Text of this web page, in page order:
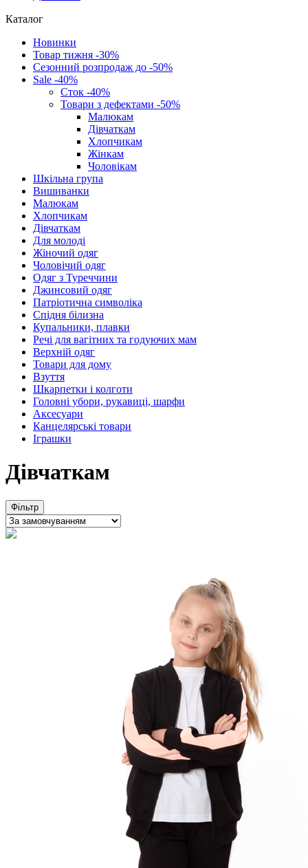
Каталог
Новинки
Товар тижня -30%
Сезонний розпродаж до -50%
Sale -40%
Сток -40%
Товари з дефектами -50%
Малюкам
Дівчаткам
Хлопчикам
Жінкам
Чоловікам
Шкільна група
Вишиванки
Малюкам
Хлопчикам
Дівчаткам
Для молоді
Жіночий одяг
Чоловічий одяг
Одяг з Туреччини
Джинсовий одяг
Патріотична символіка
Спідня білизна
Купальники, плавки
Речі для вагітних та годуючих мам
Верхній одяг
Товари для дому
Взуття
Шкарпетки і колготи
Головні убори, рукавиці, шарфи
Аксесуари
Канцелярські товари
Іграшки
Дівчаткам
Фільтр